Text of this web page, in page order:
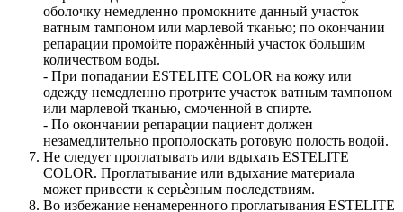
оболочку немедленно промокните данный участок
ватным тампоном или марлевой тканью; по окончании
репарации промойте поражѐнный участок большим
количеством воды.
- При попадании ESTELITE COLOR на кожу или
одежду немедленно протрите участок ватным тампоном
или марлевой тканью, смоченной в спирте.
- По окончании репарации пациент должен
незамедлительно прополоскать ротовую полость водой.
Не следует проглатывать или вдыхать ESTELITE
COLOR. Проглатывание или вдыхание материала
может привести к серьѐзным последствиям.
Во избежание ненамеренного проглатывания ESTELITE